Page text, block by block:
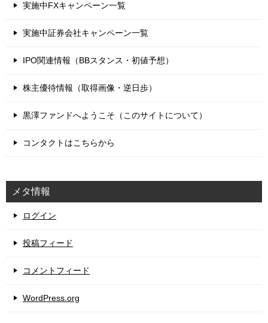
実施中FXキャンペーン一覧
実施中証券会社キャンペーン一覧
IPO関連情報（BBスタンス・初値予想）
株主優待情報（取得画像・逆日歩）
黒澤ファンドへようこそ（このサイトについて）
コンタクトはこちらから
メタ情報
ログイン
投稿フィード
コメントフィード
WordPress.org